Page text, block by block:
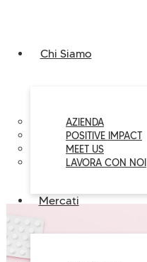
Chi Siamo
AZIENDA
POSITIVE IMPACT
MEET US
LAVORA CON NOI
Mercati